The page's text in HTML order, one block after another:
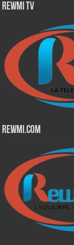
Rewmi TV
Rewmi.Com